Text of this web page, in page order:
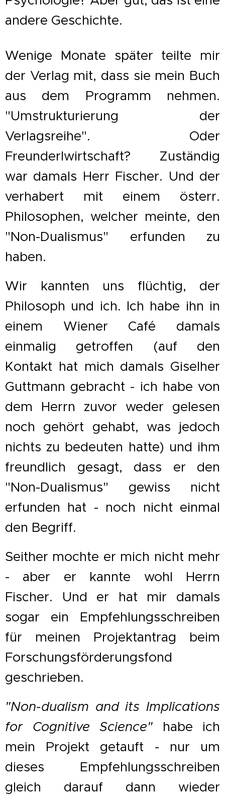
andere Geschichte.
Wenige Monate später teilte mir
der Verlag mit, dass sie mein Buch
aus dem Programm nehmen.
"Umstrukturierung der
Verlagsreihe". Oder
Freunderlwirtschaft? Zuständig
war damals Herr Fischer. Und der
verhabert mit einem österr.
Philosophen, welcher meinte, den
"Non-Dualismus" erfunden zu
haben.
Wir kannten uns flüchtig, der
Philosoph und ich. Ich habe ihn in
einem Wiener Café damals
einmalig getroffen (auf den
Kontakt hat mich damals Giselher
Guttmann gebracht - ich habe von
dem Herrn zuvor weder gelesen
noch gehört gehabt, was jedoch
nichts zu bedeuten hatte) und ihm
freundlich gesagt, dass er den
"Non-Dualismus" gewiss nicht
erfunden hat - noch nicht einmal
den Begriff.
Seither mochte er mich nicht mehr
- aber er kannte wohl Herrn
Fischer. Und er hat mir damals
sogar ein Empfehlungsschreiben
für meinen Projektantrag beim
Forschungsförderungsfond
geschrieben.
"Non-dualism and its Implications
for Cognitive Science" habe ich
mein Projekt getauft - nur um
dieses Empfehlungsschreiben
gleich darauf dann wieder